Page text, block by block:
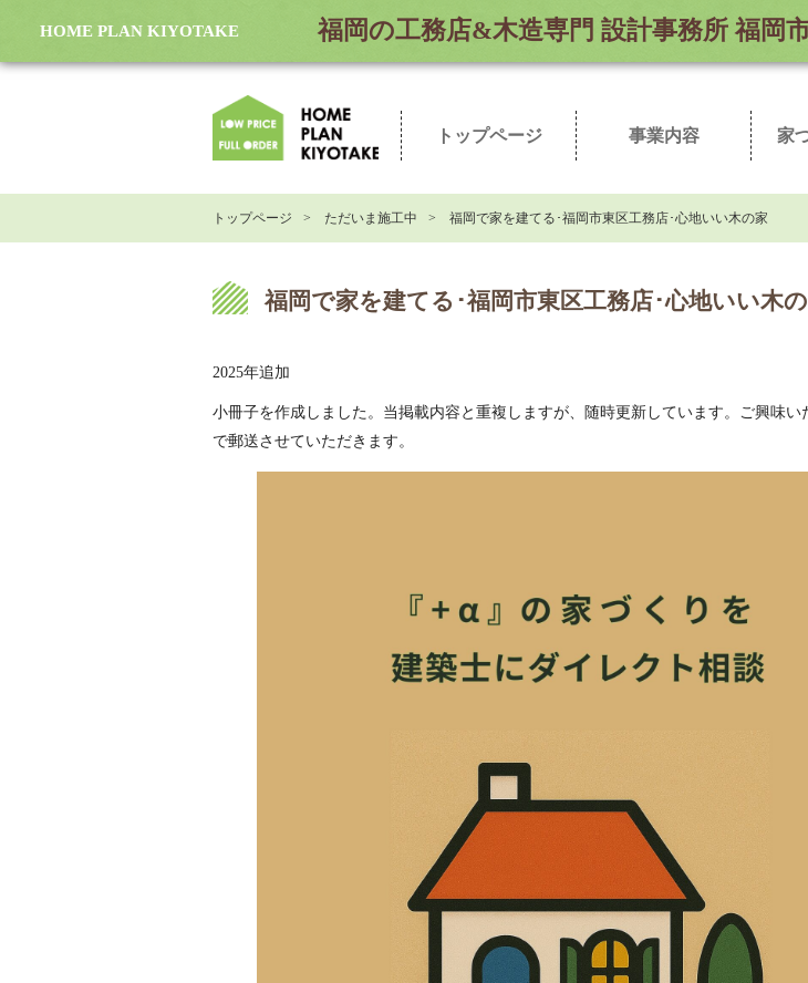
HOME PLAN KIYOTAKE 福岡の工務店&木造専門 設計事務所 福岡
トップページ 事業内容 家
トップページ ただいま施工中 福岡で家を建てる･福岡市東区工務店･心地いい木の家
福岡で家を建てる･福岡市東区工務店･心地いい木
2025年追加
小冊子を作成しました。当掲載内容と重複しますが、随時更新しています。ご興味い
で郵送させていただきます。